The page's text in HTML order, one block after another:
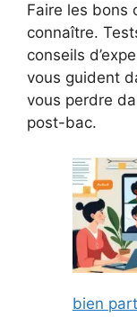
Faire les bons
connaître.
conseils
vous guident
vous perdre
post-bac.
bien